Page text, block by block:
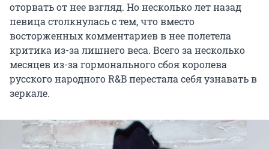
оторвать от нее взгляд. Но несколько лет назад
певица столкнулась с тем, что вместо
восторженных комментариев в нее полетела
критика из-за лишнего веса. Всего за несколько
месяцев из-за гормонального сбоя королева
русского народного R&B перестала себя узнавать в
зеркале.